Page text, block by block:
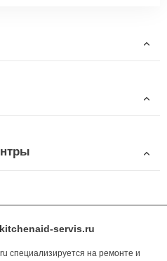
servis.ru
специализируется на ремонте и